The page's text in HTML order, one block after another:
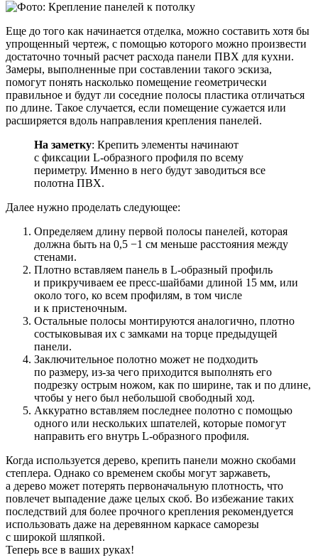
Еще до того как начинается отделка, можно составить хотя бы
упрощенный чертеж, с помощью которого можно произвести
достаточно точный расчет расхода панели ПВХ для кухни.
Замеры, выполненные при составлении такого эскиза,
помогут понять насколько помещение геометрически
правильное и будут ли соседние полосы пластика отличаться
по длине. Такое случается, если помещение сужается или
расширяется вдоль направления крепления панелей.
На заметку: Крепить элементы начинают
с фиксации L-образного профиля по всему
периметру. Именно в него будут заводиться все
полотна ПВХ.
Далее нужно проделать следующее:
Определяем длину первой полосы панелей, которая
должна быть на 0,5 −1 см меньше расстояния между
стенами.
Плотно вставляем панель в L-образный профиль
и прикручиваем ее пресс-шайбами длиной 15 мм, или
около того, ко всем профилям, в том числе
и к пристеночным.
Остальные полосы монтируются аналогично, плотно
состыковывая их с замками на торце предыдущей
панели.
Заключительное полотно может не подходить
по размеру, из-за чего приходится выполнять его
подрезку острым ножом, как по ширине, так и по длине,
чтобы у него был небольшой свободный ход.
Аккуратно вставляем последнее полотно с помощью
одного или нескольких шпателей, которые помогут
направить его внутрь L-образного профиля.
Когда используется дерево, крепить панели можно скобами
степлера. Однако со временем скобы могут заржаветь,
а дерево может потерять первоначальную плотность, что
повлечет выпадение даже целых скоб. Во избежание таких
последствий для более прочного крепления рекомендуется
использовать даже на деревянном каркасе саморезы
с широкой шляпкой.
Теперь все в ваших руках!